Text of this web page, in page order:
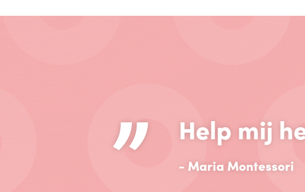
” Help mij
- Maria Montessori